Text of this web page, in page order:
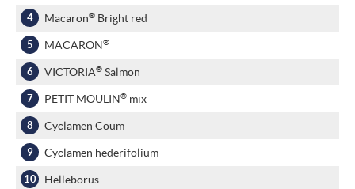
Macaron® Bright red
MACARON®
VICTORIA® Salmon
PETIT MOULIN® mix
Cyclamen Coum
Cyclamen hederifolium
Helleborus